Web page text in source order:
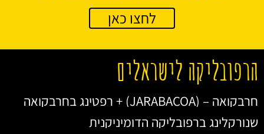
לחצו כאן
הרפובליקה לישראלים
חרבקואה – (JARABACOA) + רפטינג בחרבקואה
שנורקלינג ברפובליקה הדומיניקנית